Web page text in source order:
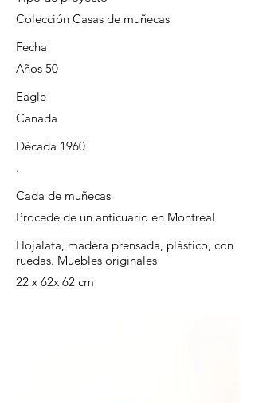
Colección Casas de muñecas
Fecha
Años 50
Eagle
Canada
Década 1960
.
Cada de muñecas
Procede de un anticuario en Montreal
Hojalata, madera prensada, plástico, con
ruedas. Muebles originales
22 x 62x 62 cm